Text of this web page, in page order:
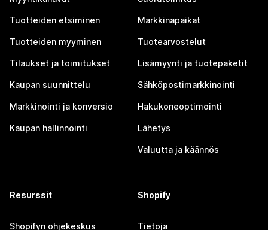
Tuotteiden etsiminen
Tuotteiden myyminen
Tilaukset ja toimitukset
Kaupan suunnittelu
Markkinointi ja konversio
Kaupan hallinnointi
Markkinapaikat
Tuotearvostelut
Lisämyynti ja tuotepaketit
Sähköpostimarkkinointi
Hakukoneoptimointi
Lähetys
Valuutta ja käännös
Resurssit
Shopifyn ohjekeskus
Shopify
Tietoja